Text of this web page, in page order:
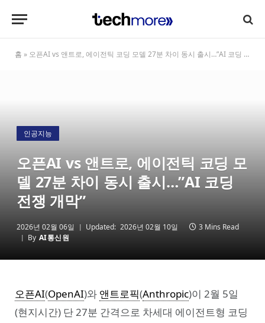
홈 » 오픈AI vs 앤트로, 에이전틱 코딩 모델 27분 차이 동시 출시…”AI 코딩 전쟁 개막”
인공지능
오픈AI vs 앤트로, 에이전틱 코딩 모
델 27분 차이 동시 출시…”AI 코딩
전쟁 개막”
2026년 02월 06일 Updated: 2026년 02월 10일
3 Mins Read
By AI통신원
오픈AI(OpenAI)와 앤트로픽(Anthropic)이 2월 5일
(현지시간) 단 27분 간격으로 차세대 에이전트형 코딩